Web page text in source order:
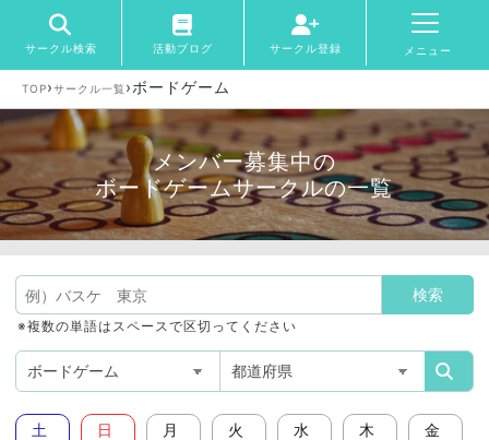
サークル検索 活動ブログ サークル登録 メニュー
TOP›サークル一覧 ›ボードゲーム
メンバー募集中の
ボードゲームサークルの一覧
※複数の単語はスペースで区切ってください
土
日
月
火
水
木
金